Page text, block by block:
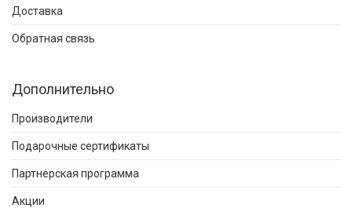
Доставка
Обратная связь
Дополнительно
Производители
Подарочные сертификаты
Партнерская программа
Акции